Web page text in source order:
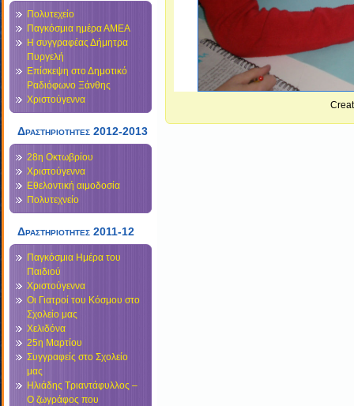
Πολυτεχείο
Παγκόσμια ημέρα ΑΜΕΑ
Η συγγραφέας Δήμητρα
Πυργελή
Επίσκεψη στο Δημοτικό
Ραδιόφωνο Ξάνθης
Χριστούγεννα
Δραστηριοτητες 2012-2013
28η Οκτωβρίου
Χριστούγεννα
Εθελοντική αιμοδοσία
Πολυτεχνείο
Δραστηριοτητες 2011-12
Παγκόσμια Ημέρα του
Παιδιού
Χριστούγεννα
Οι Γιατροί του Κόσμου στο
Σχολείο μας
Χελιδόνα
25η Μαρτίου
Συγγραφείς στο Σχολείο
μας
Ηλιάδης Τριαντάφυλλος –
Ο ζωγράφος που